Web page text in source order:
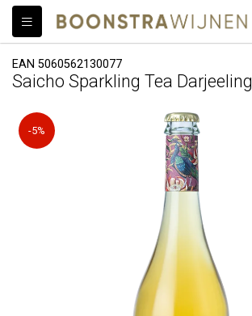
EAN 5060562130077
Saicho Sparkling Tea Darjeeling
-5%